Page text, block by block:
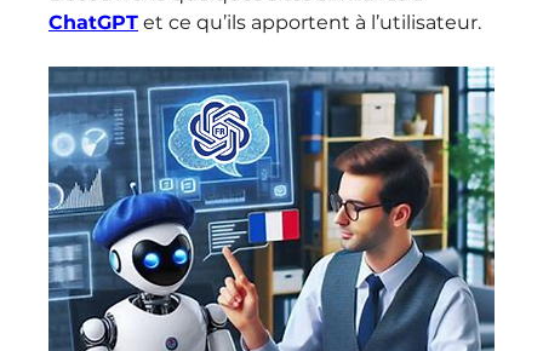
ChatGPT et ce qu’ils apportent à l’utilisateur.